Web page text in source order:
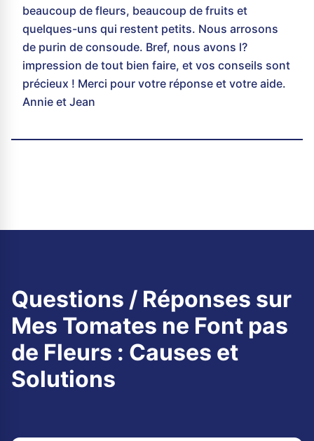
beaucoup de fleurs, beaucoup de fruits et
quelques-uns qui restent petits. Nous arrosons
de purin de consoude. Bref, nous avons l?
impression de tout bien faire, et vos conseils sont
précieux ! Merci pour votre réponse et votre aide.
Annie et Jean
Questions / Réponses sur
Mes Tomates ne Font pas
de Fleurs : Causes et
Solutions